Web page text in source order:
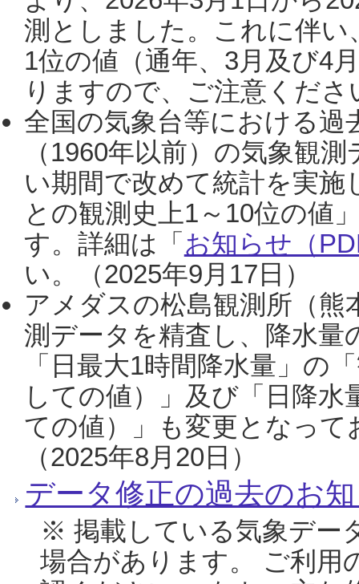
測としました。これに伴い
1位の値（通年、3月及び4
りますので、ご注意くだ
全国の気象台等における過
（1960年以前）の気象観
い期間で改めて統計を実
との観測史上1～10位の値
す。詳細は「 お知らせ（
い。（2025年9月17日）
アメダスの松島観測所（熊
測データを精査し、降水
「日最大1時間降水量」の
しての値）」及び「日降
ての値）」も変更となっ
（2025年8月20日）
データ修正の過去のお
※ 掲載している気象デー
場合があります。 ご利用